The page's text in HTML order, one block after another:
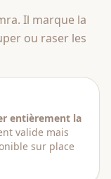
Il marque la
ou raser les
entièrement la
valide mais
sur place